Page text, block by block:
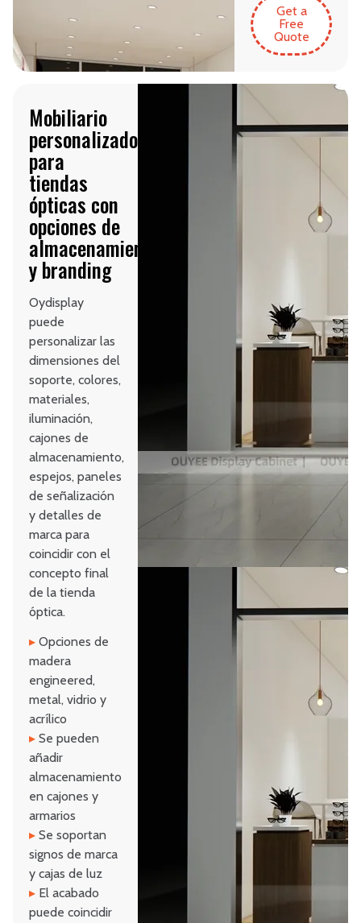
Get a
Free
Quote
Mobiliario
personalizado
para
tiendas
ópticas con
opciones de
almacenamiento
y branding
Oydisplay
puede
personalizar las
dimensiones del
soporte, colores,
materiales,
iluminación,
cajones de
almacenamiento,
espejos, paneles
de señalización
y detalles de
marca para
coincidir con el
concepto final
de la tienda
óptica.
▸ Opciones de
madera
engineered,
metal, vidrio y
acrílico
▸ Se pueden
añadir
almacenamiento
en cajones y
armarios
▸ Se soportan
signos de marca
y cajas de luz
▸ El acabado
puede coincidir